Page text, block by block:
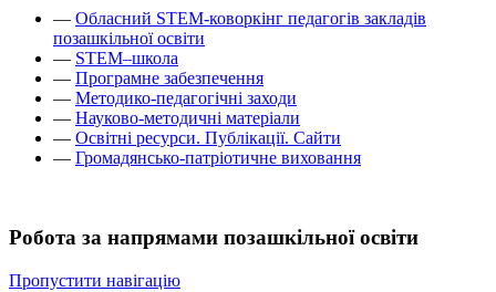
— Обласний STEM-коворкінг педагогів закладів
позашкільної освіти
— STEM–школа
— Програмне забезпечення
— Методико-педагогічні заходи
— Науково-методичні матеріали
— Освітні ресурси. Публікації. Сайти
— Громадянсько-патріотичне виховання
Робота за напрямами позашкільної освіти
Пропустити навігацію